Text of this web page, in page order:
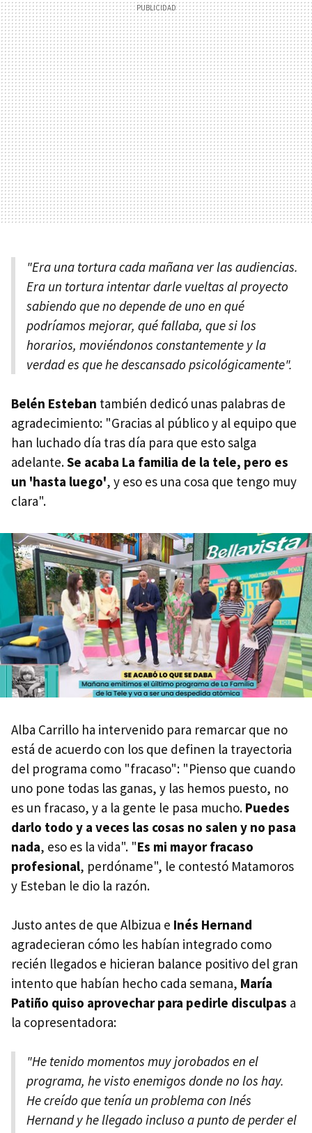
"Era una tortura cada mañana ver las audiencias.
Era un tortura intentar darle vueltas al proyecto
sabiendo que no depende de uno en qué
podríamos mejorar, qué fallaba, que si los
horarios, moviéndonos constantemente y la
verdad es que he descansado psicológicamente".
Belén Esteban también dedicó unas palabras de
agradecimiento: "Gracias al público y al equipo que
han luchado día tras día para que esto salga
adelante.Se acaba La familia de la tele, pero es
un 'hasta luego', y eso es una cosa que tengo muy
clara".
Alba Carrillo ha intervenido para remarcar que no
está de acuerdo con los que definen la trayectoria
del programa como "fracaso": "Pienso que cuando
uno pone todas las ganas, y las hemos puesto, no
es un fracaso, y a la gente le pasa mucho. Puedes
darlo todo y a veces las cosas no salen y no pasa
nada, eso es la vida". "Es mi mayor fracaso
profesional, perdóname", le contestó Matamoros
y Esteban le dio la razón.
Justo antes de que Albizua e Inés Hernand
agradecieran cómo les habían integrado como
recién llegados e hicieran balance positivo del gran
intento que habían hecho cada semana, María
Patiño quiso aprovechar para pedirle disculpas a
la copresentadora:
"He tenido momentos muy jorobados en el
programa, he visto enemigos donde no los hay.
He creído que tenía un problema con Inés
Hernand y he llegado incluso a punto de perder el